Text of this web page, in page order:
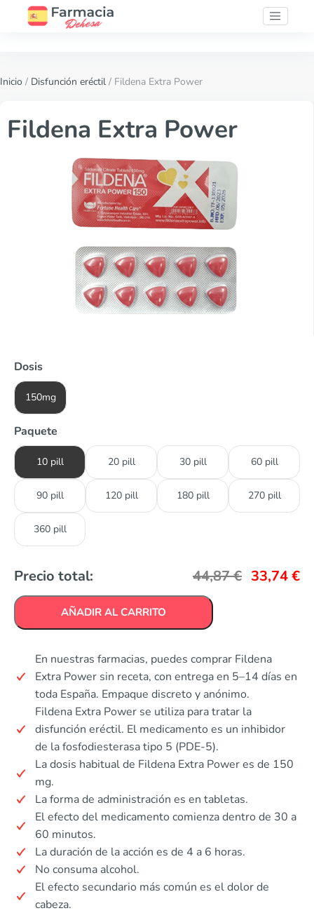
Inicio / Disfunción eréctil / Fildena Extra Power
Fildena Extra Power
Dosis
150mg
Paquete
10 pill 20 pill 30 pill 60 pill
90 pill 120 pill 180 pill 270 pill
360 pill
Precio total: 44,87€ 33,74€
AÑADIR AL CARRITO
En nuestras farmacias, puedes comprar Fildena
Extra Power sin receta, con entrega en 5–14 días en
toda España. Empaque discreto y anónimo.
Fildena Extra Power se utiliza para tratar la
disfunción eréctil. El medicamento es un inhibidor
de la fosfodiesterasa tipo 5 (PDE-5).
La dosis habitual de Fildena Extra Power es de 150
mg.
La forma de administración es en tabletas.
El efecto del medicamento comienza dentro de 30 a
60 minutos.
La duración de la acción es de 4 a 6 horas.
No consuma alcohol.
El efecto secundario más común es el dolor de
cabeza.